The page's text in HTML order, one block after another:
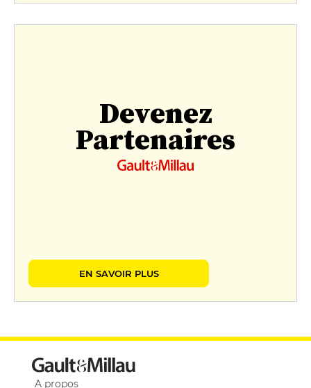
Devenez
Partenaires
EN SAVOIR PLUS
A propos